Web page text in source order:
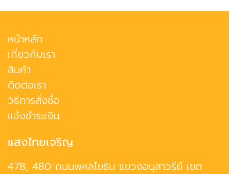
หน้าหลัก
เกี่ยวกับเรา
สินค้า
ติดต่อเรา
วิธีการสั่งซื้อ
แจ้งชำระเงิน
แสงไทยเจริญ
478, 480 ถนนพหลโยธิน แขวงอนุสาวรีย์ เขต